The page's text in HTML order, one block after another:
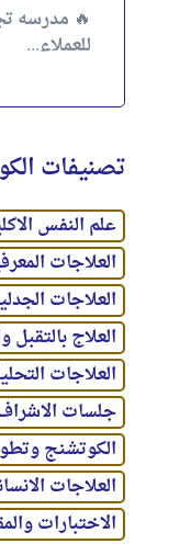
🔥 مدرسه
للعملاء...
تصنيفات
علم النفس
العلاجات
العلاجات
العلاج بالتقبل
العلاجات
جلسات
الكوتشنج
العلاجات
الاختبارات